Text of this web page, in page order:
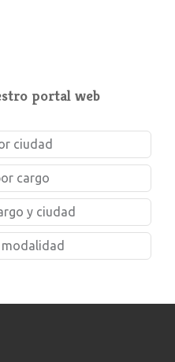
portal web
ciudad
cargo
y ciudad